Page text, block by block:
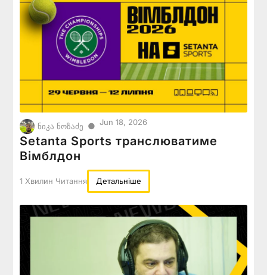
ნიკა ნოზაძე ● Jun 18, 2026
Setanta Sports транслюватиме
Вімблдон
1 Хвилин Читання Детальніше